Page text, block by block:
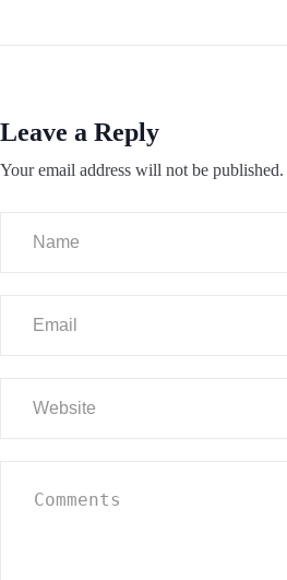
Leave a Reply
Your email address will not be published.